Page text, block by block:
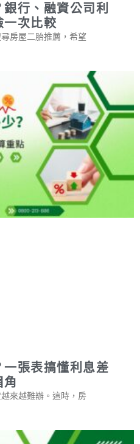
行、融資公司利
一次比較
房屋二胎推薦，希望
張表搞懂利息差
角
來越難辦。這時，房